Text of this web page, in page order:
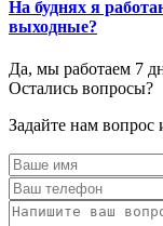
На буднях я
выходные?
Да, мы работаем 7
Остались вопросы?
Задайте нам